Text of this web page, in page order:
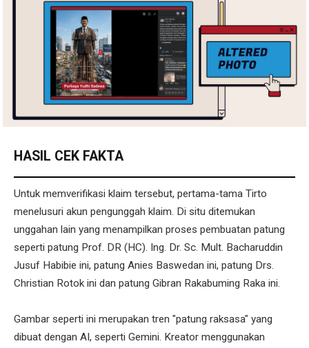
HASIL CEK FAKTA
Untuk memverifikasi klaim tersebut, pertama-tama Tirto
menelusuri akun pengunggah klaim. Di situ ditemukan
unggahan lain yang menampilkan proses pembuatan patung
seperti patung Prof. DR (HC). Ing. Dr. Sc. Mult. Bacharuddin
Jusuf Habibie ini, patung Anies Baswedan ini, patung Drs.
Christian Rotok ini dan patung Gibran Rakabuming Raka ini.
Gambar seperti ini merupakan tren "patung raksasa" yang
dibuat dengan AI, seperti Gemini. Kreator menggunakan